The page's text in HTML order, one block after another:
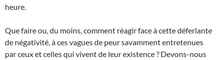
heure.
Que faire ou, du moins, comment réagir face à cette déferlante
de négativité, à ces vagues de peur savamment entretenues
par ceux et celles qui vivent de leur existence ? Devons-nous